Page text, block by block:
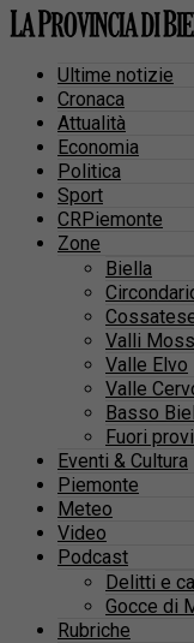
Ultime notizie
Cronaca
Attualità
Economia
Politica
Sport
CRPiemonte
Zone
Biella
Valli
Valle Elvo
Valle
Basso
Fuori
Eventi & Cultura
Piemonte
Meteo
Video
Podcast
Delitti e
Gocce di
Rubriche